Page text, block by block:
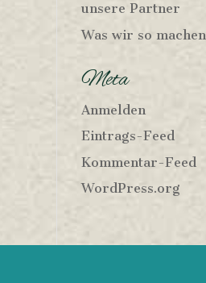
unsere Partner
Was wir so machen
Meta
Anmelden
Eintrags-Feed
Kommentar-Feed
WordPress.org